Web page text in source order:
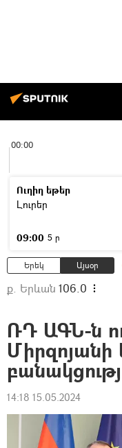
00:00
Ուղիղ եթեր
Լուրեր
09:00 5 ր
Երեկ Այսօր
ք. Երևան 106.0
ՌԴ ԱԳՆ-ն
Միրզոյանի
14:18 15.05.2024